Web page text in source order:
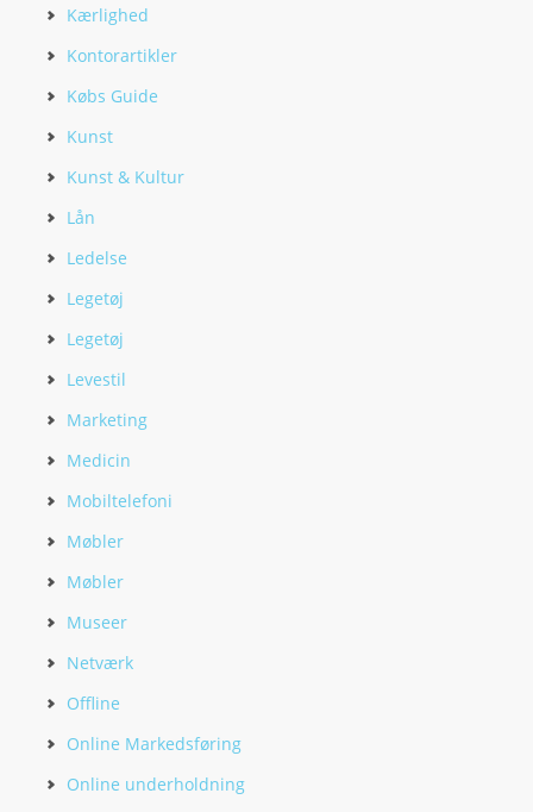
Kærlighed
Kontorartikler
Købs Guide
Kunst
Kunst & Kultur
Lån
Ledelse
Legetøj
Legetøj
Levestil
Marketing
Medicin
Mobiltelefoni
Møbler
Møbler
Museer
Netværk
Offline
Online Markedsføring
Online underholdning